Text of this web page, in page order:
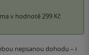
v hodnotě 299 Kč
nepsanou dohodu – i